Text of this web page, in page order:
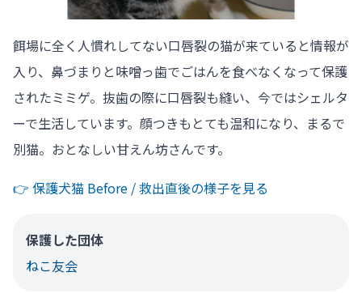
餌場に全く人慣れしてない口唇裂の猫が来ていると情報が
入り、鼻づまりと味噌っ歯でごはんを食べなくなって保護
されたミミゲ。抜歯の際に口唇裂も縫い、今ではシェルタ
ーで生活しています。顔つきもとても温和になり、まるで
別猫。おとなしい甘えん坊さんです。
👉️ 保護犬猫 Before / 救出直後の様子を見る
保護した団体
ねこ友会